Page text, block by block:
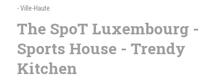
-Ville-Haute
The SpoT Luxembourg -
Sports House - Trendy
Kitchen